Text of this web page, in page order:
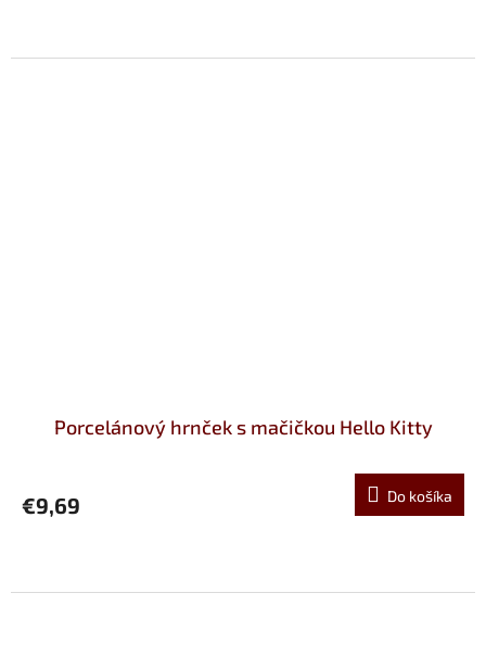
Porcelánový hrnček s mačičkou Hello Kitty
€9,69 Do košíka